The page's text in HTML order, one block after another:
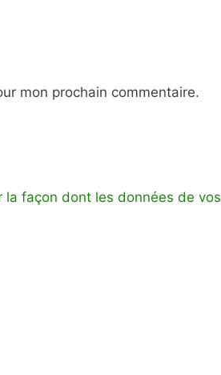
mon prochain commentaire.
la façon dont les données de vos